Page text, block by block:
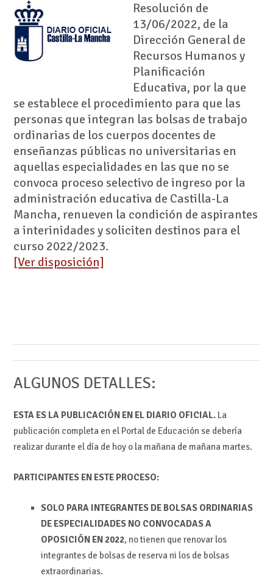
Resolución de
13/06/2022, de la
Dirección General de
Recursos Humanos y
Planificación
Educativa, por la que
se establece el procedimiento para que las
personas que integran las bolsas de trabajo
ordinarias de los cuerpos docentes de
enseñanzas públicas no universitarias en
aquellas especialidades en las que no se
convoca proceso selectivo de ingreso por la
administración educativa de Castilla-La
Mancha, renueven la condición de aspirantes
a interinidades y soliciten destinos para el
curso 2022/2023.
[Ver disposición]
ALGUNOS DETALLES:
ESTA ES LA PUBLICACIÓN EN EL DIARIO OFICIAL.La
publicación completa en el Portal de Educación se debería
realizar durante el día de hoy o la mañana de mañana martes.
PARTICIPANTES EN ESTE PROCESO:
SOLO PARA INTEGRANTES DE BOLSAS ORDINARIAS
DE ESPECIALIDADES NO CONVOCADAS A
OPOSICIÓN EN 2022, no tienen que renovar los
integrantes de bolsas de reserva ni los de bolsas
extraordinarias.